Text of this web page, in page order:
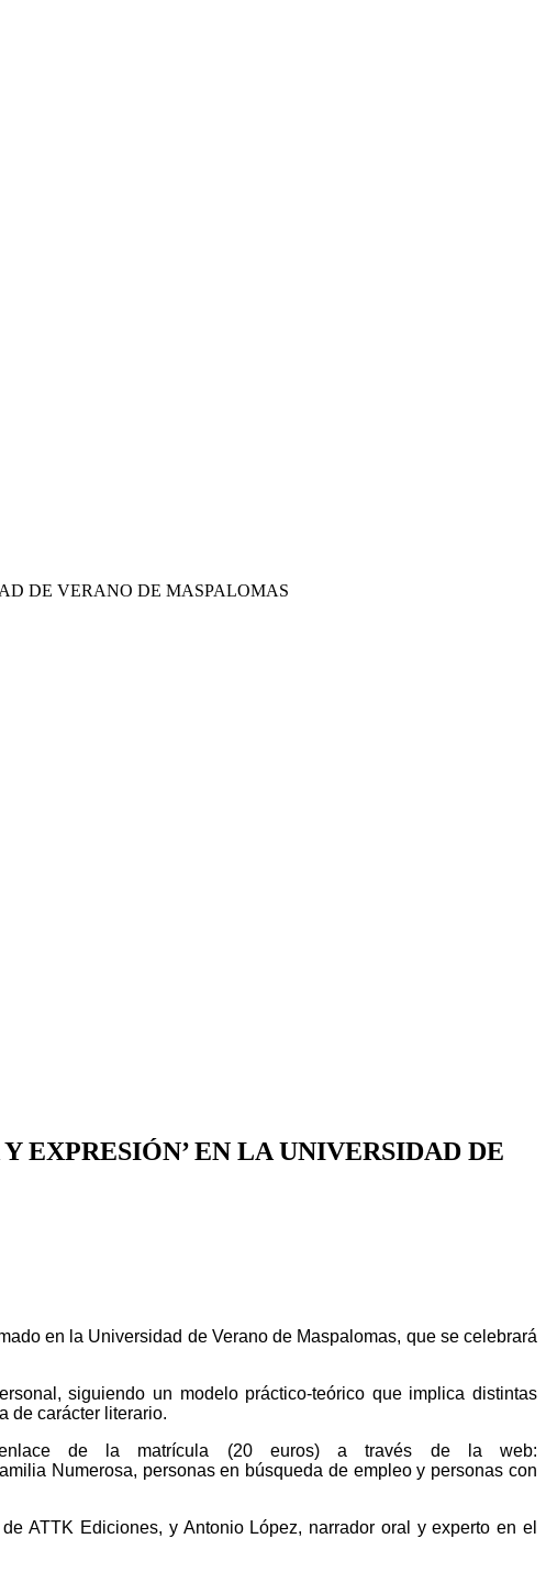
DE VERANO DE MASPALOMAS
EXPRESIÓN’ EN LA UNIVERSIDAD DE
en la Universidad de Verano de Maspalomas, que se celebrará
siguiendo un modelo práctico-teórico que implica distintas
de carácter literario.
de la matrícula (20 euros) a través de la web:
Numerosa, personas en búsqueda de empleo y personas con
ATTK Ediciones, y Antonio López, narrador oral y experto en el